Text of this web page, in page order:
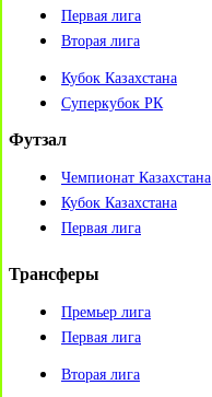
Первая лига
Вторая лига
Кубок Казахстана
Суперкубок РК
Футзал
Чемпионат Казахстана
Кубок Казахстана
Первая лига
Трансферы
Премьер лига
Первая лига
Вторая лига